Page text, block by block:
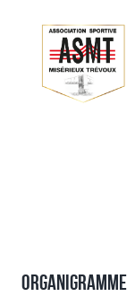
ORGANIGRAMME